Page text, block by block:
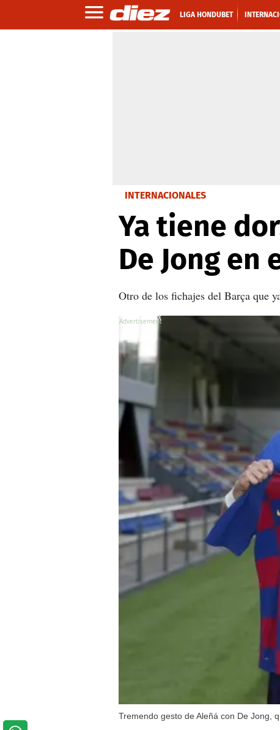
LIGA HONDUBET
INTERNACIONALES
Ya tiene
De Jong en
Otro de los fichajes del Barça que
Tremendo gesto de Aleñá con De Jong,
X